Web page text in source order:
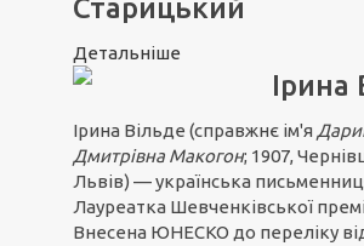
Старицький
Детальніше
Ірина
Ірина Вільде (справжнє ім'я
Дмитрівна Макогон; 1907,
Львів) — українська
Лауреатка Шевченківської
Внесена ЮНЕСКО до переліку